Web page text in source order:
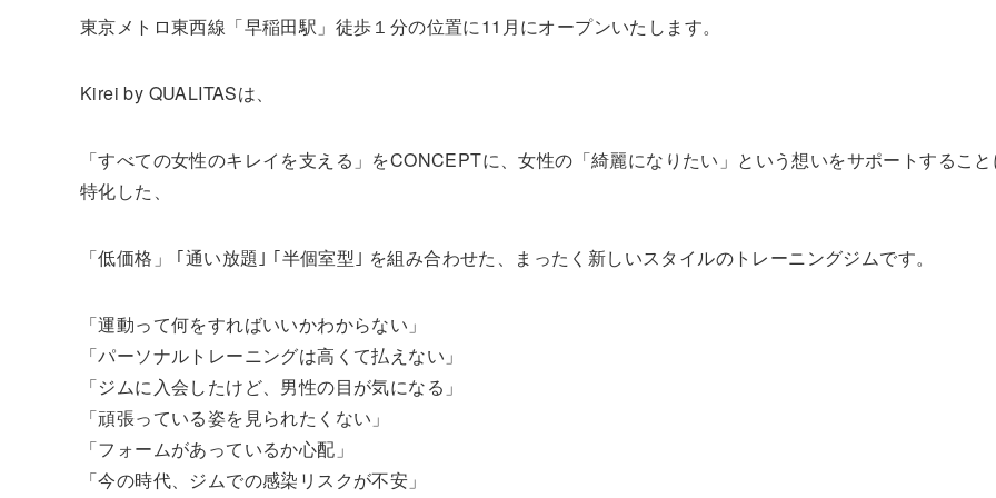
東京メトロ東西線「早稲田駅」徒歩１分の位置に11月にオープンいたします。
Kirei by QUALITASは、
「すべての女性のキレイを支える」をCONCEPTに、女性の「綺麗になりたい」という想いをサポートするこ
特化した、
「低価格」 ｢通い放題｣ ｢半個室型｣ を組み合わせた、まったく新しいスタイルのトレーニングジムです。
「運動って何をすればいいかわからない」
「パーソナルトレーニングは高くて払えない」
「ジムに入会したけど、男性の目が気になる」
「頑張っている姿を見られたくない」
「フォームがあっているか心配」
「今の時代、ジムでの感染リスクが不安」